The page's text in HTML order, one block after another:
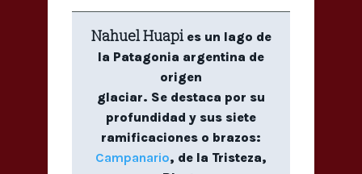
Nahuel Huapi es un lago de
la Patagonia argentina de
origen
glaciar. Se destaca por su
profundidad y sus siete
ramificaciones o brazos:
Campanario, de la Tristeza,